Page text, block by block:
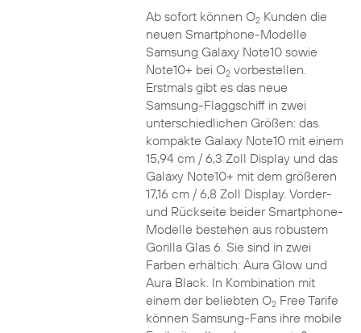
Ab sofort können O2Kunden die
neuen Smartphone-Modelle
Samsung Galaxy Note10 sowie
Note10+ bei O2vorbestellen.
Erstmals gibt es das neue
Samsung-Flaggschiff in zwei
unterschiedlichen Größen: das
kompakte Galaxy Note10 mit einem
15,94 cm / 6,3 Zoll Display und das
Galaxy Note10+ mit dem größeren
17,16 cm / 6,8 Zoll Display. Vorder-
und Rückseite beider Smartphone-
Modelle bestehen aus robustem
Gorilla Glas 6. Sie sind in zwei
Farben erhältich: Aura Glow und
Aura Black. In Kombination mit
einem der beliebten O2Free Tarife
können Samsung-Fans ihre mobile